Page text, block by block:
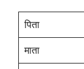
पिता
माता